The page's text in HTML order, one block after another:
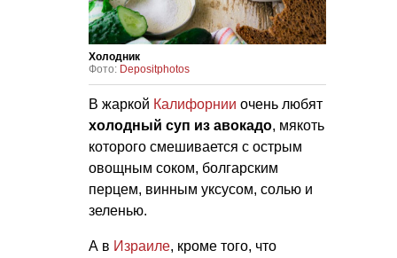
Холодник
Фото: Depositphotos
В жаркой Калифорнии очень любят
холодный суп из авокадо, мякоть
которого смешивается с острым
овощным соком, болгарским
перцем, винным уксусом, солью и
зеленью.
А в Израиле, кроме того, что